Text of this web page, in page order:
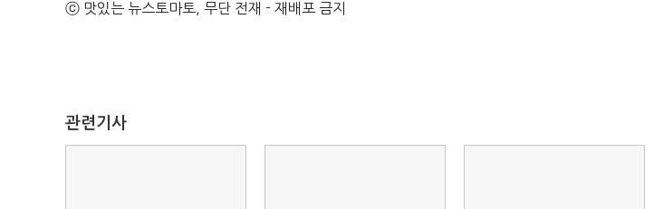
ⓒ 맛있는 뉴스토마토, 무단 전재 - 재배포 금지
관련기사